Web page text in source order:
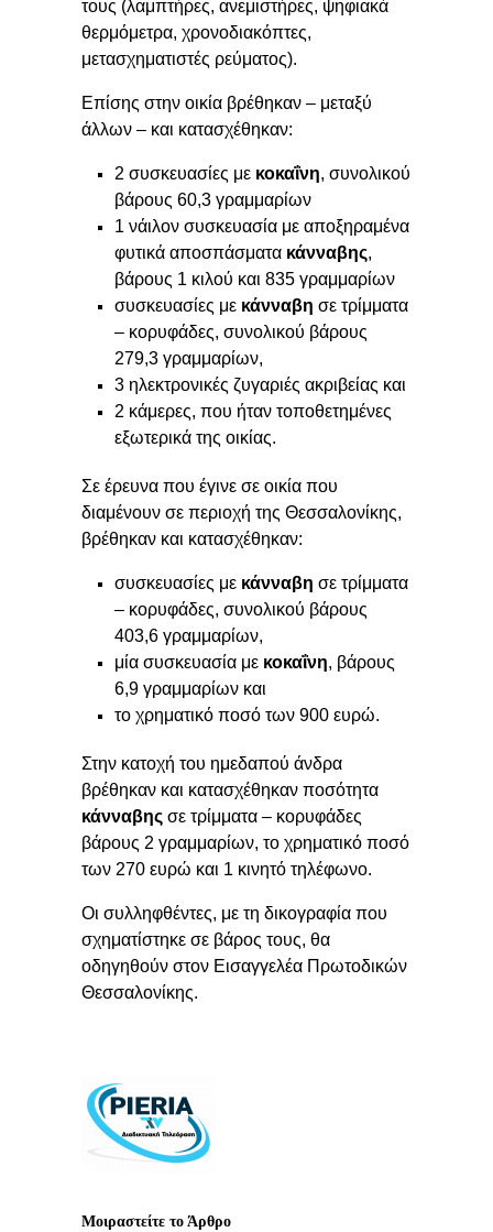
τους (λαμπτήρες, ανεμιστήρες, ψηφιακά
θερμόμετρα, χρονοδιακόπτες,
μετασχηματιστές ρεύματος).
Επίσης στην οικία βρέθηκαν – μεταξύ
άλλων – και κατασχέθηκαν:
2 συσκευασίες με κοκαΐνη, συνολικού
βάρους 60,3 γραμμαρίων
1 νάιλον συσκευασία με αποξηραμένα
φυτικά αποσπάσματα κάνναβης,
βάρους 1 κιλού και 835 γραμμαρίων
συσκευασίες με κάνναβη σε τρίμματα
– κορυφάδες, συνολικού βάρους
279,3 γραμμαρίων,
3 ηλεκτρονικές ζυγαριές ακριβείας και
2 κάμερες, που ήταν τοποθετημένες
εξωτερικά της οικίας.
Σε έρευνα που έγινε σε οικία που
διαμένουν σε περιοχή της Θεσσαλονίκης,
βρέθηκαν και κατασχέθηκαν:
συσκευασίες με κάνναβη σε τρίμματα
– κορυφάδες, συνολικού βάρους
403,6 γραμμαρίων,
μία συσκευασία με κοκαΐνη, βάρους
6,9 γραμμαρίων και
το χρηματικό ποσό των 900 ευρώ.
Στην κατοχή του ημεδαπού άνδρα
βρέθηκαν και κατασχέθηκαν ποσότητα
κάνναβης σε τρίμματα – κορυφάδες
βάρους 2 γραμμαρίων, το χρηματικό ποσό
των 270 ευρώ και 1 κινητό τηλέφωνο.
Οι συλληφθέντες, με τη δικογραφία που
σχηματίστηκε σε βάρος τους, θα
οδηγηθούν στον Εισαγγελέα Πρωτοδικών
Θεσσαλονίκης.
Μοιραστείτε το Άρθρο